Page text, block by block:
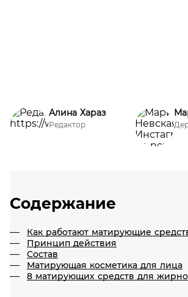
Алина Хараз
Редактор
Содержание
Как работают матирующие
Принцип действия
Состав
Матирующая косметика для лица
8 матирующих средств для